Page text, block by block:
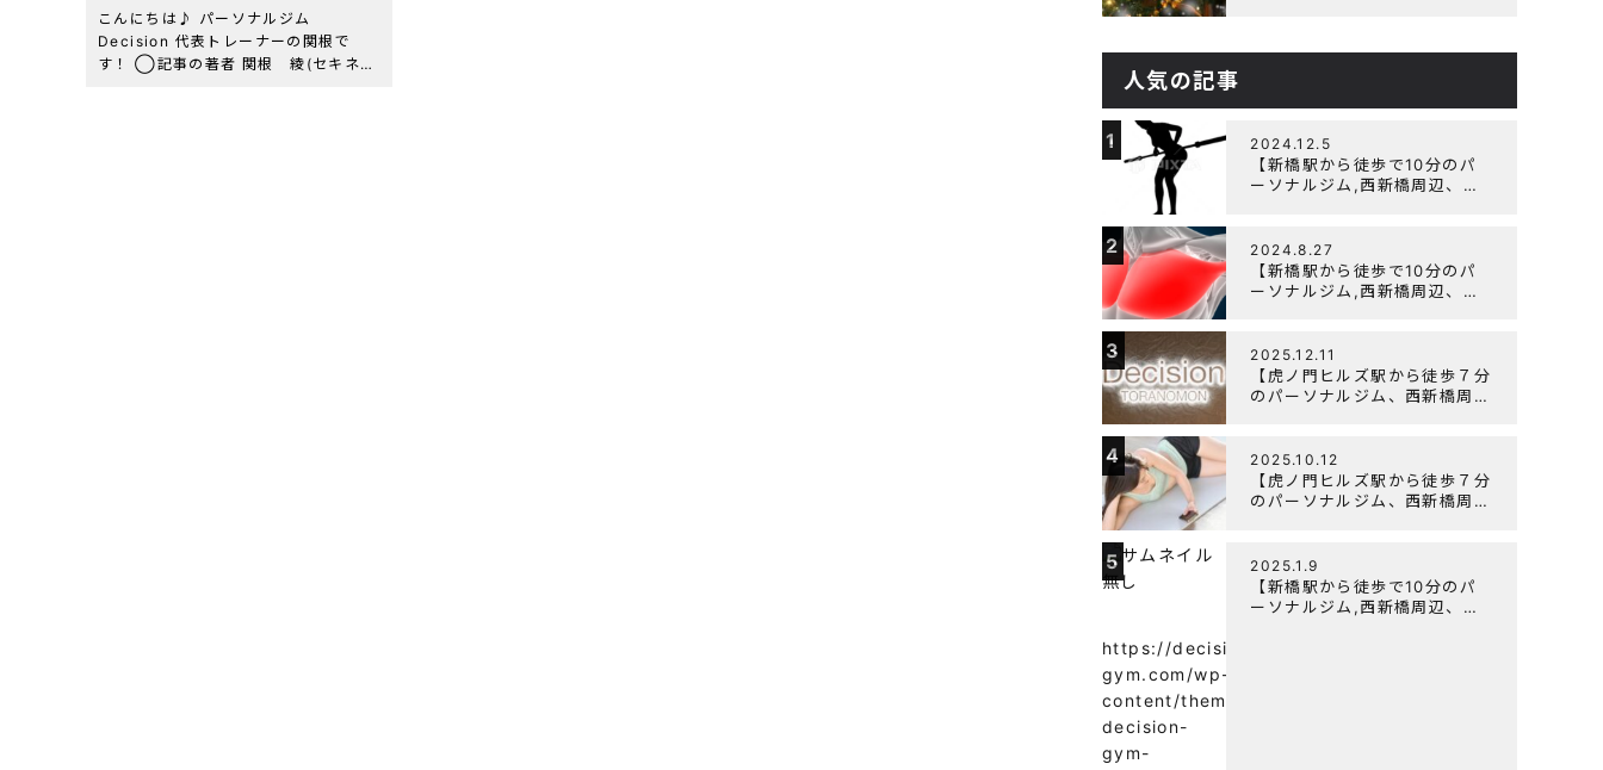
こんにちは♪ パーソナルジム
Decision 代表トレーナーの関根で
す！ ◯記事の著者 関根 綾(セキネ
ーン実施中です！
人気の記事
1 2024.12.5
【新橋駅から徒歩で10分のパ
ーソナルジム,西新橋周辺、虎
者編】胸トレで背中が筋肉痛に
なるのはなぜか？
2 2024.8.27
【新橋駅から徒歩で10分のパ
ーソナルジム,西新橋周辺、虎
よく鍛えるメニュー構成につい
て
3 2025.12.11
【虎ノ門ヒルズ駅から徒歩７分
のパーソナルジム、西新橋周
について
4 2025.10.12
【虎ノ門ヒルズ駅から徒歩７分
のパーソナルジム、西新橋周
ちる！？『可逆性の原理』と
は？
5
https://decision-
gym.com/wp-
content/themes/wp-
decision-
gym-
2025.1.9
【新橋駅から徒歩で10分のパ
ーソナルジム,西新橋周辺、虎